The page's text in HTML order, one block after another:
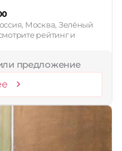
Москва, Зелёный
рейтинг и
предложение